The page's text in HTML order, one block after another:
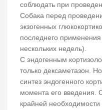
соблюдать при
Собака перед
экзогенных
последнего
нескольких недель).
С эндогенным
только дексаметазон.
синтез эндогенного
момента его введения.
крайней